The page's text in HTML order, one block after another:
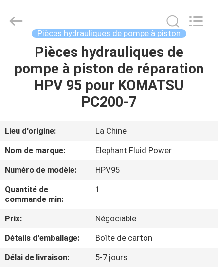
MAISON
PRODUITS
SUJET
DE
NOUS
VISITE
D'USINE
CONTRÔLE
DE
Elephant
Fluid
Pièces hydrauliques de pompe à piston
Pièces hydrauliques de
pompe à piston de réparation
HPV 95 pour KOMATSU
PC200-7
Lieu d'origine:
La Chine
Nom de marque:
Elephant Fluid Power
Numéro de modèle:
HPV95
Quantité de
commande min:
1
Prix:
Négociable
Détails d'emballage:
Boîte de carton
Délai de livraison:
5-7 jours